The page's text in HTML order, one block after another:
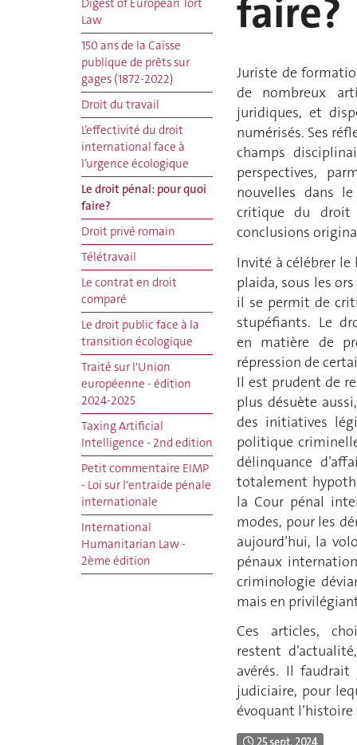
Digest of European Tort
Law
150 ans de la Caisse
publique de prêts sur
gages (1872-2022)
Droit du travail
L’effectivité du droit
international face à
l’urgence écologique
Le droit pénal: pour quoi
faire?
Droit privé romain
Télétravail
Le contrat en droit
comparé
Le droit public face à la
transition écologique
Traité sur l'Union
européenne - édition
2024-2025
Taxing Artificial
Intelligence - 2nd edition
Petit commentaire EIMP
- Loi sur l'entraide pénale
internationale
International
Humanitarian Law -
2ème édition
faire?
Juriste de
de nombreux
juridiques, et
numérisés. Ses
champs
perspectives,
nouvelles dans
critique du droit
conclusions
Invité à célébrer le
plaida, sous les
il se permit de
stupéfiants. Le
en matière de
répression de
Il est prudent de
plus désuète
des initiatives
politique
délinquance
totalement
la Cour pénal
modes, pour les
aujourd’hui, la
pénaux
criminologie
mais en
Ces articles,
restent
avérés. Il
judiciaire, pour
évoquant l’histoire
25 sept. 2024